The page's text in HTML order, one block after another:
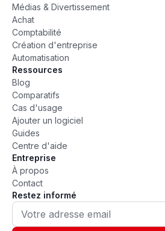
Médias & Divertissement
Achat
Comptabilité
Création d'entreprise
Automatisation
Ressources
Blog
Comparatifs
Cas d'usage
Ajouter un logiciel
Guides
Centre d'aide
Entreprise
À propos
Contact
Restez informé